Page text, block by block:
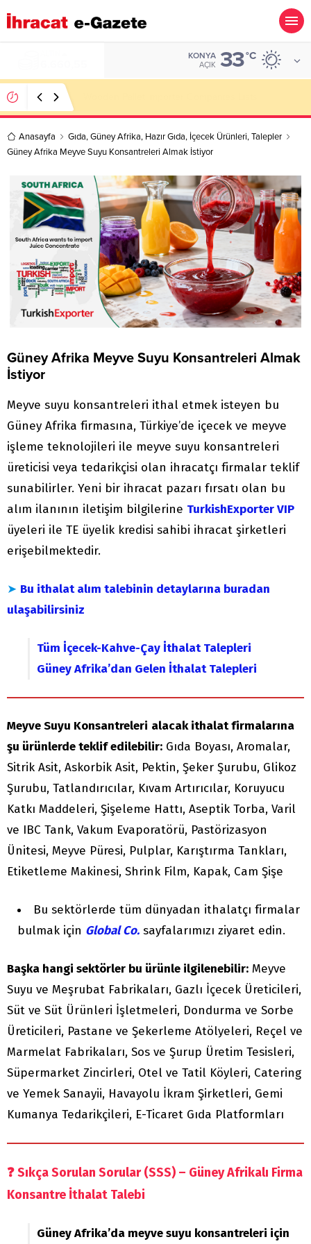
KONYA
AÇIK 33°C
Anasayfa Gıda,Güney Afrika, Hazır Gıda, İçecek Ürünleri,Talepler
Güney Afrika Meyve Suyu Konsantreleri Almak İstiyor
Güney Afrika Meyve Suyu Konsantreleri Almak
İstiyor
Meyve suyu konsantreleri ithal etmek isteyen bu
Güney Afrika firmasına, Türkiye’de içecek ve meyve
işleme teknolojileri ile meyve suyu konsantreleri
üreticisi veya tedarikçisi olan ihracatçı firmalar teklif
sunabilirler. Yeni bir ihracat pazarı fırsatı olan bu
alım ilanının iletişim bilgilerine TurkishExporter VIP
üyeleri ile TE üyelik kredisi sahibi ihracat şirketleri
erişebilmektedir.
➤ Bu ithalat alım talebinin detaylarına buradan
ulaşabilirsiniz
Tüm İçecek-Kahve-Çay İthalat Talepleri
Güney Afrika’dan Gelen İthalat Talepleri
Meyve Suyu Konsantreleri alacak ithalat firmalarına
şu ürünlerde teklif edilebilir: Gıda Boyası, Aromalar,
Sitrik Asit, Askorbik Asit, Pektin, Şeker Şurubu, Glikoz
Şurubu, Tatlandırıcılar, Kıvam Artırıcılar, Koruyucu
Katkı Maddeleri, Şişeleme Hattı, Aseptik Torba, Varil
ve IBC Tank, Vakum Evaporatörü, Pastörizasyon
Ünitesi, Meyve Püresi, Pulplar, Karıştırma Tankları,
Etiketleme Makinesi, Shrink Film, Kapak, Cam Şişe
Bu sektörlerde tüm dünyadan ithalatçı firmalar
bulmak için Global Co. sayfalarımızı ziyaret edin.
Başka hangi sektörler bu ürünle ilgilenebilir: Meyve
Suyu ve Meşrubat Fabrikaları, Gazlı İçecek Üreticileri,
Süt ve Süt Ürünleri İşletmeleri, Dondurma ve Sorbe
Üreticileri, Pastane ve Şekerleme Atölyeleri, Reçel ve
Marmelat Fabrikaları, Sos ve Şurup Üretim Tesisleri,
Süpermarket Zincirleri, Otel ve Tatil Köyleri, Catering
ve Yemek Sanayii, Havayolu İkram Şirketleri, Gemi
Kumanya Tedarikçileri, E-Ticaret Gıda Platformları
❓Sıkça Sorulan Sorular (SSS) – Güney Afrikalı Firma
Konsantre İthalat Talebi
Güney Afrika’da meyve suyu konsantreleri için